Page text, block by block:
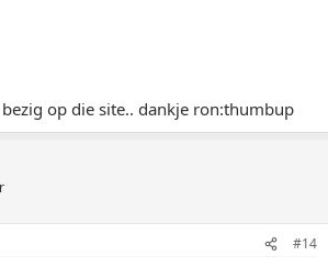
bezig op die site.. dankje ron:thumbup
#14